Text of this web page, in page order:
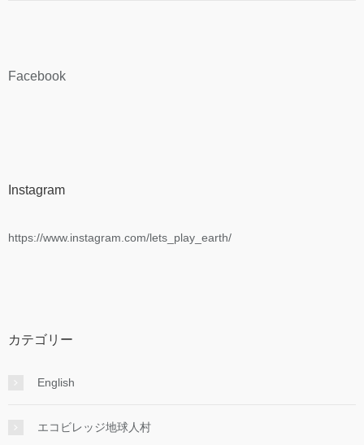
Facebook
Instagram
https://www.instagram.com/lets_play_earth/
カテゴリー
English
エコビレッジ地球人村